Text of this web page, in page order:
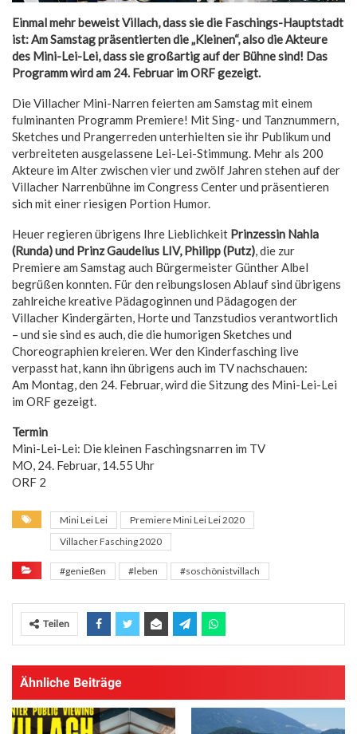
Einmal mehr beweist Villach, dass sie die Faschings-Hauptstadt
ist: Am Samstag präsentierten die „Kleinen“, also die Akteure
des Mini-Lei-Lei, dass sie großartig auf der Bühne sind! Das
Programm wird am 24. Februar im ORF gezeigt.
Die Villacher Mini-Narren feierten am Samstag mit einem
fulminanten Programm Premiere! Mit Sing- und Tanznummern,
Sketches und Prangerreden unterhielten sie ihr Publikum und
verbreiteten ausgelassene Lei-Lei-Stimmung. Mehr als 200
Akteure im Alter zwischen vier und zwölf Jahren stehen auf der
Villacher Narrenbühne im Congress Center und präsentieren
sich mit einer riesigen Portion Humor.
Heuer regieren übrigens Ihre Lieblichkeit Prinzessin Nahla
(Runda) und Prinz Gaudelius LIV, Philipp (Putz) , die zur
Premiere am Samstag auch Bürgermeister Günther Albel
begrüßen konnten. Für den reibungslosen Ablauf sind übrigens
zahlreiche kreative Pädagoginnen und Pädagogen der
Villacher Kindergärten, Horte und Tanzstudios verantwortlich
– und sie sind es auch, die die humorigen Sketches und
Choreographien kreieren. Wer den Kinderfasching live
verpasst hat, kann ihn übrigens auch im TV nachschauen:
Am Montag, den 24. Februar, wird die Sitzung des Mini-Lei-Lei
im ORF gezeigt.
Termin
Mini-Lei-Lei: Die kleinen Faschingsnarren im TV
MO, 24. Februar, 14.55 Uhr
ORF 2
Mini Lei Lei
Premiere Mini Lei Lei 2020
Villacher Fasching 2020
#genießen #leben #soschönistvillach
Teilen
Ähnliche Beiträge